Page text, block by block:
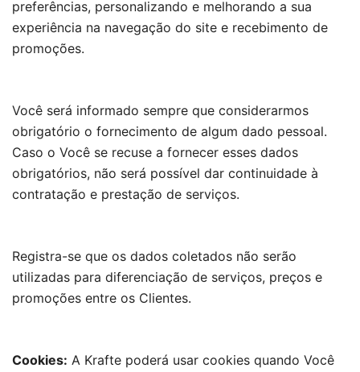
preferências, personalizando e melhorando a sua
experiência na navegação do site e recebimento de
promoções.
Você será informado sempre que considerarmos
obrigatório o fornecimento de algum dado pessoal.
Caso o Você se recuse a fornecer esses dados
obrigatórios, não será possível dar continuidade à
contratação e prestação de serviços.
Registra-se que os dados coletados não serão
utilizadas para diferenciação de serviços, preços e
promoções entre os Clientes.
Cookies: A Krafte poderá usar cookies quando Você